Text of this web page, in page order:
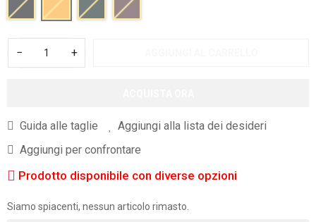
− +
Guida alle taglie
Aggiungi alla lista dei desideri
Aggiungi per confrontare
Prodotto disponibile con diverse opzioni
Siamo spiacenti, nessun articolo rimasto.